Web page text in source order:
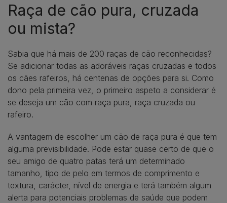
Raça de cão pura, cruzada
ou mista?
Sabia que há mais de 200 raças de cão reconhecidas?
Se adicionar todas as adoráveis raças cruzadas e todos
os cães rafeiros, há centenas de opções para si. Como
dono pela primeira vez, o primeiro aspeto a considerar é
se deseja um cão com raça pura, raça cruzada ou
rafeiro.
A vantagem de escolher um cão de raça pura é que tem
alguma previsibilidade. Pode estar quase certo de que o
seu amigo de quatro patas terá um determinado
tamanho, tipo de pelo em termos de comprimento e
textura, carácter, nível de energia e terá também algum
alerta para potenciais problemas de saúde que podem